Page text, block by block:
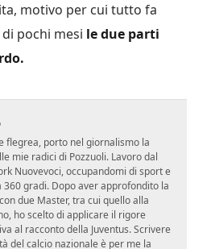
motivo per cui tutto fa
pochi mesi le due parti
flegrea, porto nel giornalismo la
mie radici di Pozzuoli. Lavoro dal
Nuovevoci, occupandomi di sport e
360 gradi. Dopo aver approfondito la
due Master, tra cui quello alla
ho scelto di applicare il rigore
al racconto della Juventus. Scrivere
del calcio nazionale è per me la